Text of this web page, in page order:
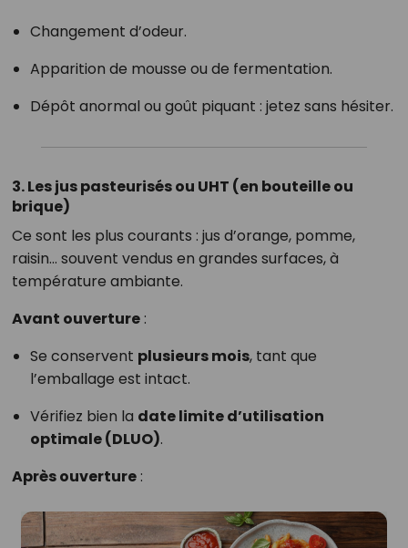
Changement d’odeur.
Apparition de mousse ou de fermentation.
Dépôt anormal ou goût piquant : jetez sans hésiter.
3. Les jus pasteurisés ou UHT (en bouteille ou
brique)
Ce sont les plus courants : jus d’orange, pomme,
raisin… souvent vendus en grandes surfaces, à
température ambiante.
Avant ouverture:
Se conservent plusieurs mois, tant que
l’emballage est intact.
Vérifiez bien la date limite d’utilisation
optimale (DLUO).
Après ouverture: